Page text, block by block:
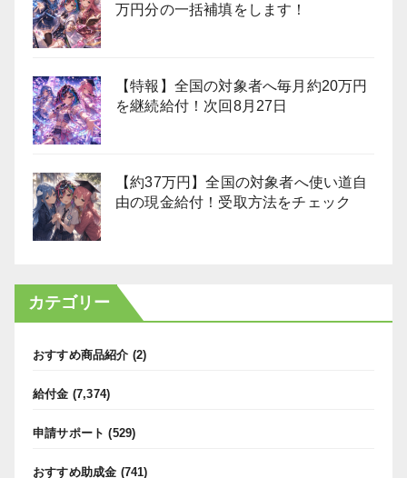
万円分の一括補填をします！
【特報】全国の対象者へ毎月約20万円
を継続給付！次回8月27日
【約37万円】全国の対象者へ使い道自
由の現金給付！受取方法をチェック
カテゴリー
おすすめ商品紹介 (2)
給付金 (7,374)
申請サポート (529)
おすすめ助成金 (741)